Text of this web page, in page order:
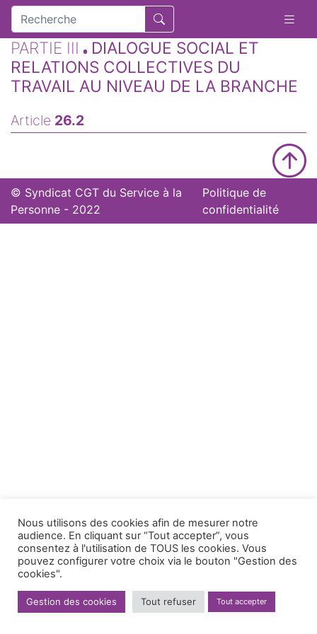
PARTIE III
DIALOGUE SOCIAL ET
RELATIONS COLLECTIVES DU
TRAVAIL AU NIVEAU DE LA BRANCHE
Article 26.2
© Syndicat CGT du Service à la
Personne - 2022
Politique de
confidentialité
Nous utilisons des cookies afin de mesurer notre
audience. En cliquant sur “Tout accepter”, vous
consentez à l'utilisation de TOUS les cookies. Vous
pouvez configurer votre choix via le bouton "Gestion des
cookies".
Gestion des cookies Tout refuser Tout accepter